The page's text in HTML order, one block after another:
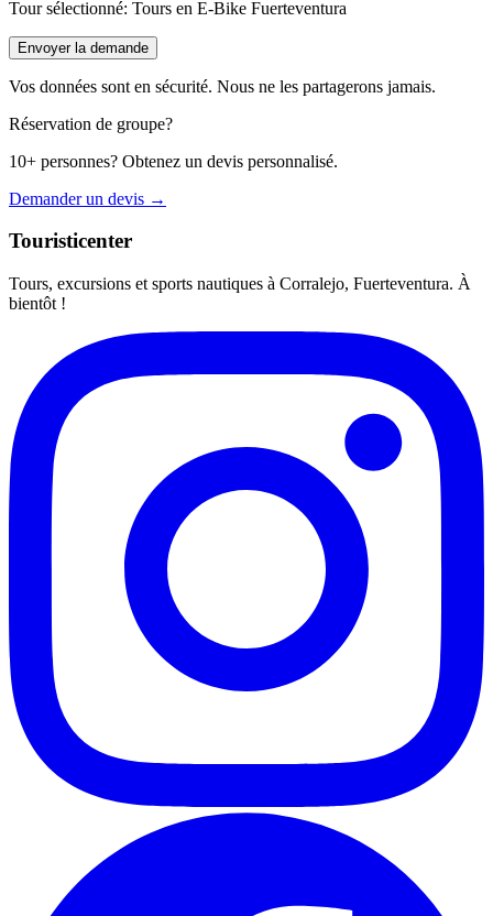
Tour sélectionné: Tours en E-Bike Fuerteventura
Envoyer la demande
Vos données sont en sécurité. Nous ne les partagerons jamais.
Réservation de groupe?
10+ personnes? Obtenez un devis personnalisé.
Demander un devis →
Touristicenter
Tours, excursions et sports nautiques à Corralejo, Fuerteventura. À
bientôt !